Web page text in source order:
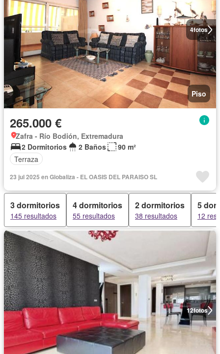
4fotos
Piso
265.000 €
Zafra - Río Bodión, Extremadura
2 Dormitorios
2 Baños
90 m²
Terraza
23 jul 2025 en Globaliza - EL OASIS DEL PARAISO SL
3 dormitorios
145 resultados
4 dormitorios
55 resultados
2 dormitorios
38 resultados
5
12
12fotos